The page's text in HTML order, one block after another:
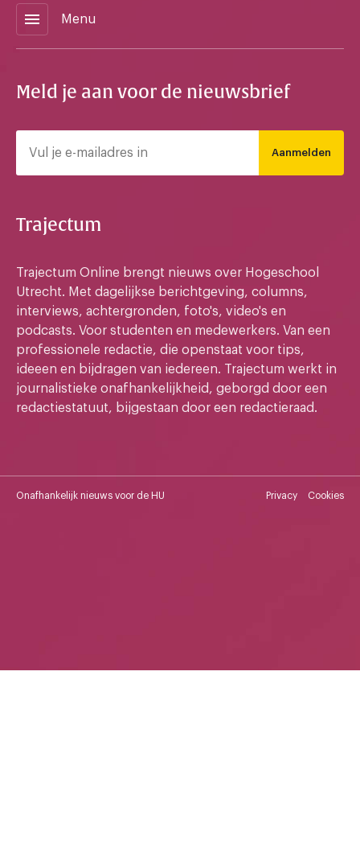
menu Menu
Meld je aan voor de nieuwsbrief
Aanmelden
Trajectum
Trajectum Online brengt nieuws over Hogeschool
Utrecht. Met dagelijkse berichtgeving, columns,
interviews, achtergronden, foto's, video's en
podcasts. Voor studenten en medewerkers. Van een
professionele redactie, die openstaat voor tips,
ideeen en bijdragen van iedereen. Trajectum werkt in
journalistieke onafhankelijkheid, geborgd door een
redactiestatuut, bijgestaan door een redactieraad.
Onafhankelijk nieuws voor de HU Privacy Cookies